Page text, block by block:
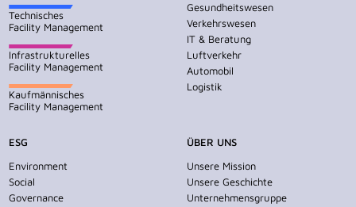
Technisches
Facility Management
Infrastrukturelles
Facility Management
Kaufmännisches
Facility Management
Gesundheitswesen
Verkehrswesen
IT & Beratung
Luftverkehr
Automobil
Logistik
ESG
Environment
Social
Governance
ÜBER UNS
Unsere Mission
Unsere Geschichte
Unternehmensgruppe